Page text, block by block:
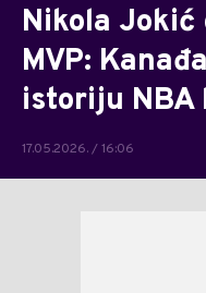
Nikola
MVP:
istoriju NBA
17.05.2026. / 16:06